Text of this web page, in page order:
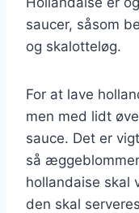
saucer, såsom
og skalotteløg.
For at lave
men med lidt
sauce. Det er
så
hollandaise skal
den skal